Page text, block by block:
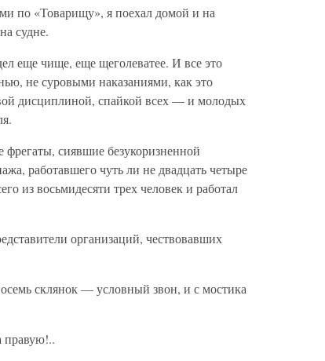
по «Товарищу», я поехал домой и на
судне.
еще чище, еще щеголеватее. И все это
не суровыми наказаниями, как это
дисциплиной, спайкой всех — и молодых
сиявшие безукоризненной
работавшего чуть ли не двадцать четыре
из восьмидесяти трех человек и работал
организаций, чествовавших
склянок — условный звон, и с мостика